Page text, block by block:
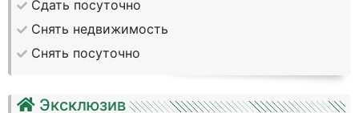
Сдать посуточно
Снять недвижимость
Снять посуточно
Эксклюзив